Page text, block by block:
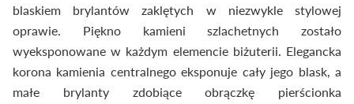
blaskiem brylantów zaklętych w niezwykle stylowej
oprawie. Piękno kamieni szlachetnych zostało
wyeksponowane w każdym elemencie biżuterii. Elegancka
korona kamienia centralnego eksponuje cały jego blask, a
małe brylanty zdobiące obrączkę pierścionka